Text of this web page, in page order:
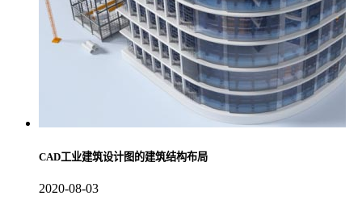
CAD工业建筑设计图的建筑结构布局
2020-08-03